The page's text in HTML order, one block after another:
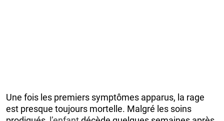
Une fois les premiers symptômes apparus, la rage
est presque toujours mortelle. Malgré les soins